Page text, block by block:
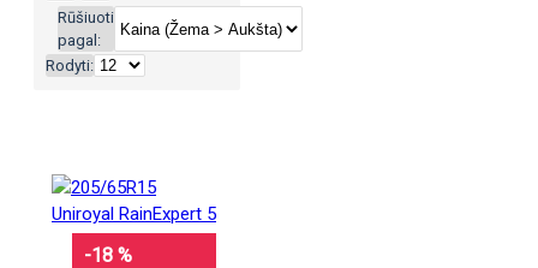
Rūšiuoti
pagal:
Rodyti:
-18 %